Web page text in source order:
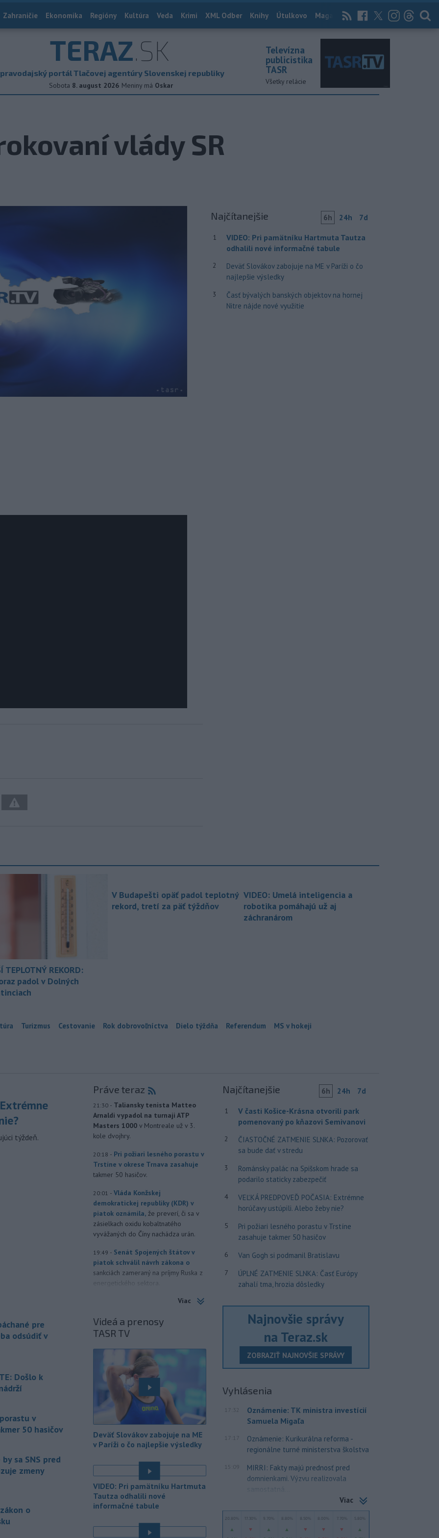
Zahraničie Ekonomika Regióny Kultúra Veda Krimi XML Odber Knihy Útulkovo Magazín News Now Archív
TERAZ.SK
portál Tlačovej agentúry Slovenskej republiky
Sobota 8. august 2026 Meniny má Oskar
Televízna
publicistika
TASR
Všetky relácie
vlády SR
Najčítanejšie 6h 24h 7d
1
VIDEO: Pri pamätníku Hartmuta Tautza
odhalili nové informačné tabule
2
Deväť Slovákov zabojuje na ME v Paríži o čo
najlepšie výsledky
3
Časť bývalých banských objektov na hornej
Nitre nájde nové využitie
TEPLOTNÝ REKORD:
padol v Dolných
V Budapešti opäť padol teplotný
rekord, tretí za päť týždňov
VIDEO: Umelá inteligencia a
robotika pomáhajú už aj
záchranárom
Turizmus Cestovanie Rok dobrovoľníctva Dielo týždňa Referendum MS v hokeji
Extrémne
týždeň.
pre
odsúdiť v
Došlo k
v
50 hasičov
sa SNS pred
zmeny
o
Práve teraz
21:30 - Taliansky tenista Matteo
Arnaldi vypadol na turnaji ATP
Masters 1000 v Montreale už v 3.
kole dvojhry.
20:18 - Pri požiari lesného porastu v
Trstíne v okrese Trnava zasahuje
takmer 50 hasičov.
20:01 - Vláda Konžskej
demokratickej republiky (KDR) v
piatok oznámila, že preverí, či sa v
zásielkach oxidu kobaltnatého
vyvážaných do Číny nachádza urán.
19:49 - Senát Spojených štátov v
piatok schválil návrh zákona o
sankciách zameraný na príjmy Ruska z
energetického sektora.
Slovenská polícia prispela k
ktorý sa podarilo ukončiť
právoplatným odsúdením páchateľa v
Piatkový požiar v
bratislavskej rafinérii Slovnaft je
pod kontrolou.
bude predmetom vyšetrovania. Pre
TASR to potvrdil hovorca rafinérie
Anton Molnár.
- Ministerstvo kultúry (MK) SR
upraví verziu opatrenia o
podrobnostiach poskytovania dotácií v
pôsobnosti rezortu.
- V bratislavskej rafinérii
Slovnaft horí uskladnený ropný
produkt.TASR o tom informovala
rafinéria s tým, že obyvateľom nehrozí
Viac
Videá a prenosy
TASR TV
Deväť Slovákov zabojuje na ME
v Paríži o čo najlepšie výsledky
VIDEO: Pri pamätníku Hartmuta
Tautza odhalili nové
informačné tabule
Najčítanejšie 6h 24h 7d
1
V časti Košice-Krásna otvorili park
pomenovaný po kňazovi Semivanovi
2
ČIASTOČNÉ ZATMENIE SLNKA: Pozorovať
sa bude dať v stredu
3
Románsky palác na Spišskom hrade sa
podarilo staticky zabezpečiť
4
VEĽKÁ PREDPOVEĎ POČASIA: Extrémne
horúčavy ustúpili. Alebo žeby nie?
5
Pri požiari lesného porastu v Trstíne
zasahuje takmer 50 hasičov
6 Van Gogh si podmanil Bratislavu
7
ÚPLNÉ ZATMENIE SLNKA: Časť Európy
zahalí tma, hrozia dôsledky
Najnovšie správy
na Teraz.sk
ZOBRAZIŤ NAJNOVŠIE SPRÁVY
Vyhlásenia
17:32
Oznámenie: TK ministra investícií
Samuela Migaľa
17:17
Oznámenie: Kurikurálna reforma -
regionálne turné ministerstva školstva
15:09
MIRRI: Fakty majú prednosť pred
domnienkami. Výzvu realizovala
samostatná...
Viac